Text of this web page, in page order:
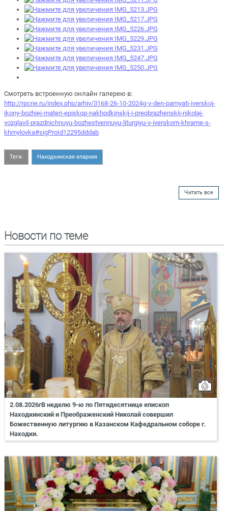
Смотреть встроенную онлайн галерею в:
http://rpcne.ru/index.php/arhiv/3168-26-10-2024g-v-den-pamyati-iverskoj-
ikony-bozhiej-materi-episkop-nakhodkinskij-i-preobrazhenskij-nikolaj-
vozglavil-prazdnichnuyu-bozhestvennuyu-liturgiyu-v-iverskom-khrame-s-
khmylovka#sigProId12295dddab
Теги: Находкинская епархия
Читать все
Новости по теме
2.08.2026гВ неделю 9-ю по Пятидесятнице епископ
Находкинский и Преображенский Николай совершил
Божественную литургию в Казанском Кафедральном соборе г.
Находки.